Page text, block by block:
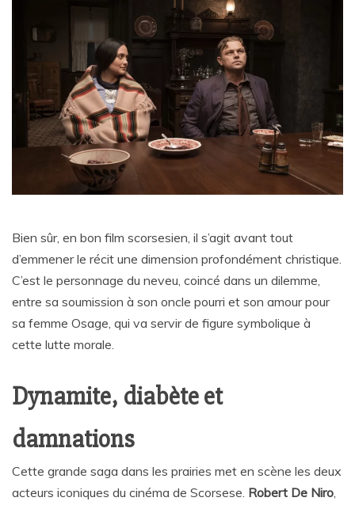
Bien sûr, en bon film scorsesien, il s’agit avant tout
d’emmener le récit une dimension profondément christique.
C’est le personnage du neveu, coincé dans un dilemme,
entre sa soumission à son oncle pourri et son amour pour
sa femme Osage, qui va servir de figure symbolique à
cette lutte morale.
Dynamite, diabète et
damnations
Cette grande saga dans les prairies met en scène les deux
acteurs iconiques du cinéma de Scorsese. Robert De Niro,